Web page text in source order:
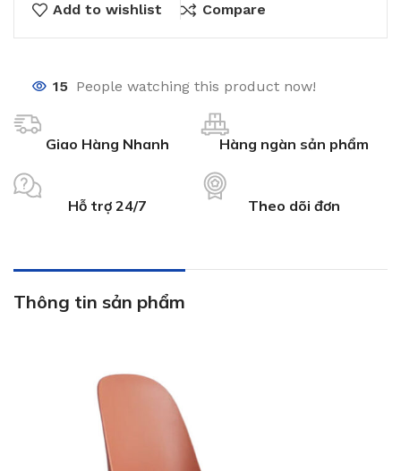
Add to wishlist Compare
15 People watching this product now!
Giao Hàng Nhanh Hàng ngàn sản phẩm
Hỗ trợ 24/7 Theo dõi đơn
Thông tin sản phẩm